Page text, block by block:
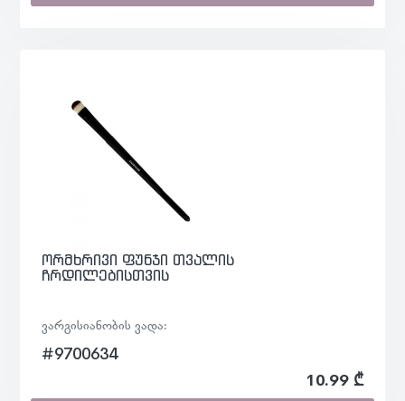
ორმხრივი ფუნჯი თვალის
ჩრდილებისთვის
ვარგისიანობის ვადა:
#9700634
10.99 ₾